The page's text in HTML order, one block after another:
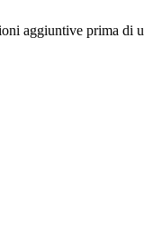
aggiuntive prima di